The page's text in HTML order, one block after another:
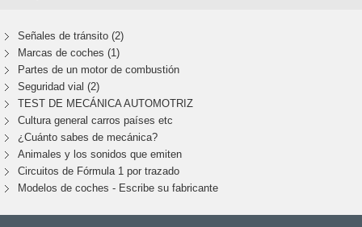
Señales de tránsito (2)
Marcas de coches (1)
Partes de un motor de combustión
Seguridad vial (2)
TEST DE MECÁNICA AUTOMOTRIZ
Cultura general carros países etc
¿Cuánto sabes de mecánica?
Animales y los sonidos que emiten
Circuitos de Fórmula 1 por trazado
Modelos de coches - Escribe su fabricante